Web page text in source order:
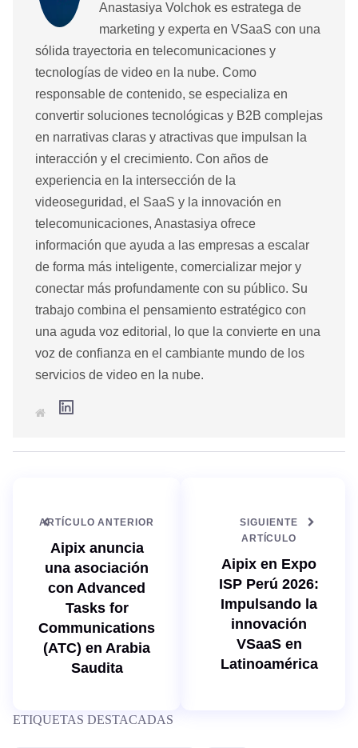
Anastasiya Volchok es estratega de
marketing y experta en VSaaS con una
sólida trayectoria en telecomunicaciones y
tecnologías de video en la nube. Como
responsable de contenido, se especializa en
convertir soluciones tecnológicas y B2B complejas
en narrativas claras y atractivas que impulsan la
interacción y el crecimiento. Con años de
experiencia en la intersección de la
videoseguridad, el SaaS y la innovación en
telecomunicaciones, Anastasiya ofrece
información que ayuda a las empresas a escalar
de forma más inteligente, comercializar mejor y
conectar más profundamente con su público. Su
trabajo combina el pensamiento estratégico con
una aguda voz editorial, lo que la convierte en una
voz de confianza en el cambiante mundo de los
servicios de video en la nube.
ARTÍCULO ANTERIOR
Aipix anuncia
una asociación
con Advanced
Tasks for
Communications
(ATC) en Arabia
Saudita
SIGUIENTE
ARTÍCULO
Aipix en Expo
ISP Perú 2026:
Impulsando la
innovación
VSaaS en
Latinoamérica
ETIQUETAS DESTACADAS